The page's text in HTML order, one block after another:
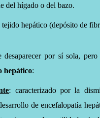
del hígado o del bazo.
hepático (depósito de
desaparecer por sí sola,
hepático:
: caracterizado por la
de encefalopatía